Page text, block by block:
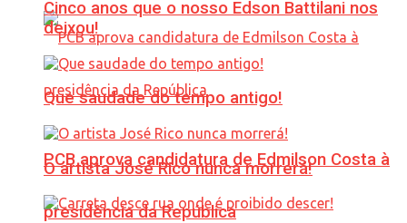
PCB aprova candidatura de Edmilson Costa à
presidência da República
Cinco anos que o nosso Edson Battilani nos
deixou!
Que saudade do tempo antigo!
O artista José Rico nunca morrerá!